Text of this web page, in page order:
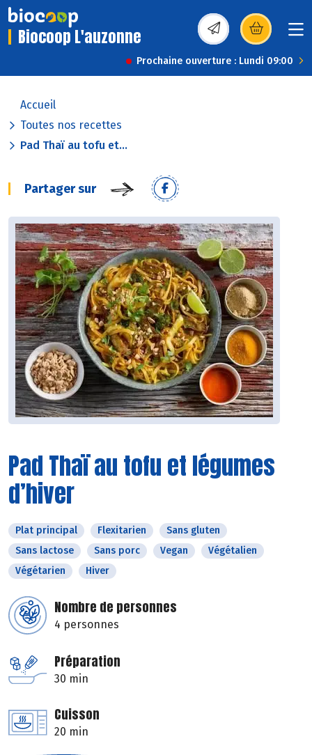
Biocoop L'auzonne (s’ouvre dans une
Prochaine ouverture : Lundi 09:00
Accueil
Toutes nos recettes
Pad Thaï au tofu et...
Partager sur
Pad Thaï au tofu et légumes
d’hiver
Plat principal Flexitarien
Sans gluten
Sans lactose
Sans porc Vegan
Végétalien
Végétarien
Hiver
Nombre de personnes
4 personnes
Préparation
30 min
Cuisson
20 min